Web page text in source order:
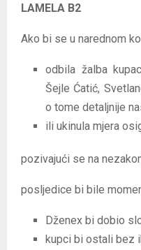
LAMELA B2
Ako bi se u narednom
odbila žalba
Šejle Ćatić,
o tome detaljnije
ili ukinula mjera
pozivajući se na
posljedice bi bile
Dženex bi dobio
kupci bi ostali bez